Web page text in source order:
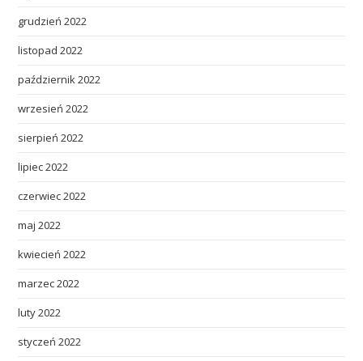
grudzień 2022
listopad 2022
październik 2022
wrzesień 2022
sierpień 2022
lipiec 2022
czerwiec 2022
maj 2022
kwiecień 2022
marzec 2022
luty 2022
styczeń 2022